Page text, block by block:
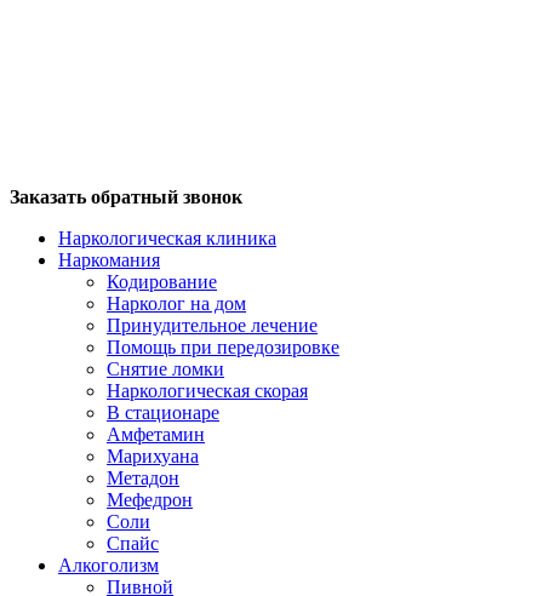
Заказать обратный звонок
Наркологическая клиника
Наркомания
Кодирование
Нарколог на дом
Принудительное лечение
Помощь при передозировке
Снятие ломки
Наркологическая скорая
В стационаре
Амфетамин
Марихуана
Метадон
Мефедрон
Соли
Спайс
Алкоголизм
Пивной